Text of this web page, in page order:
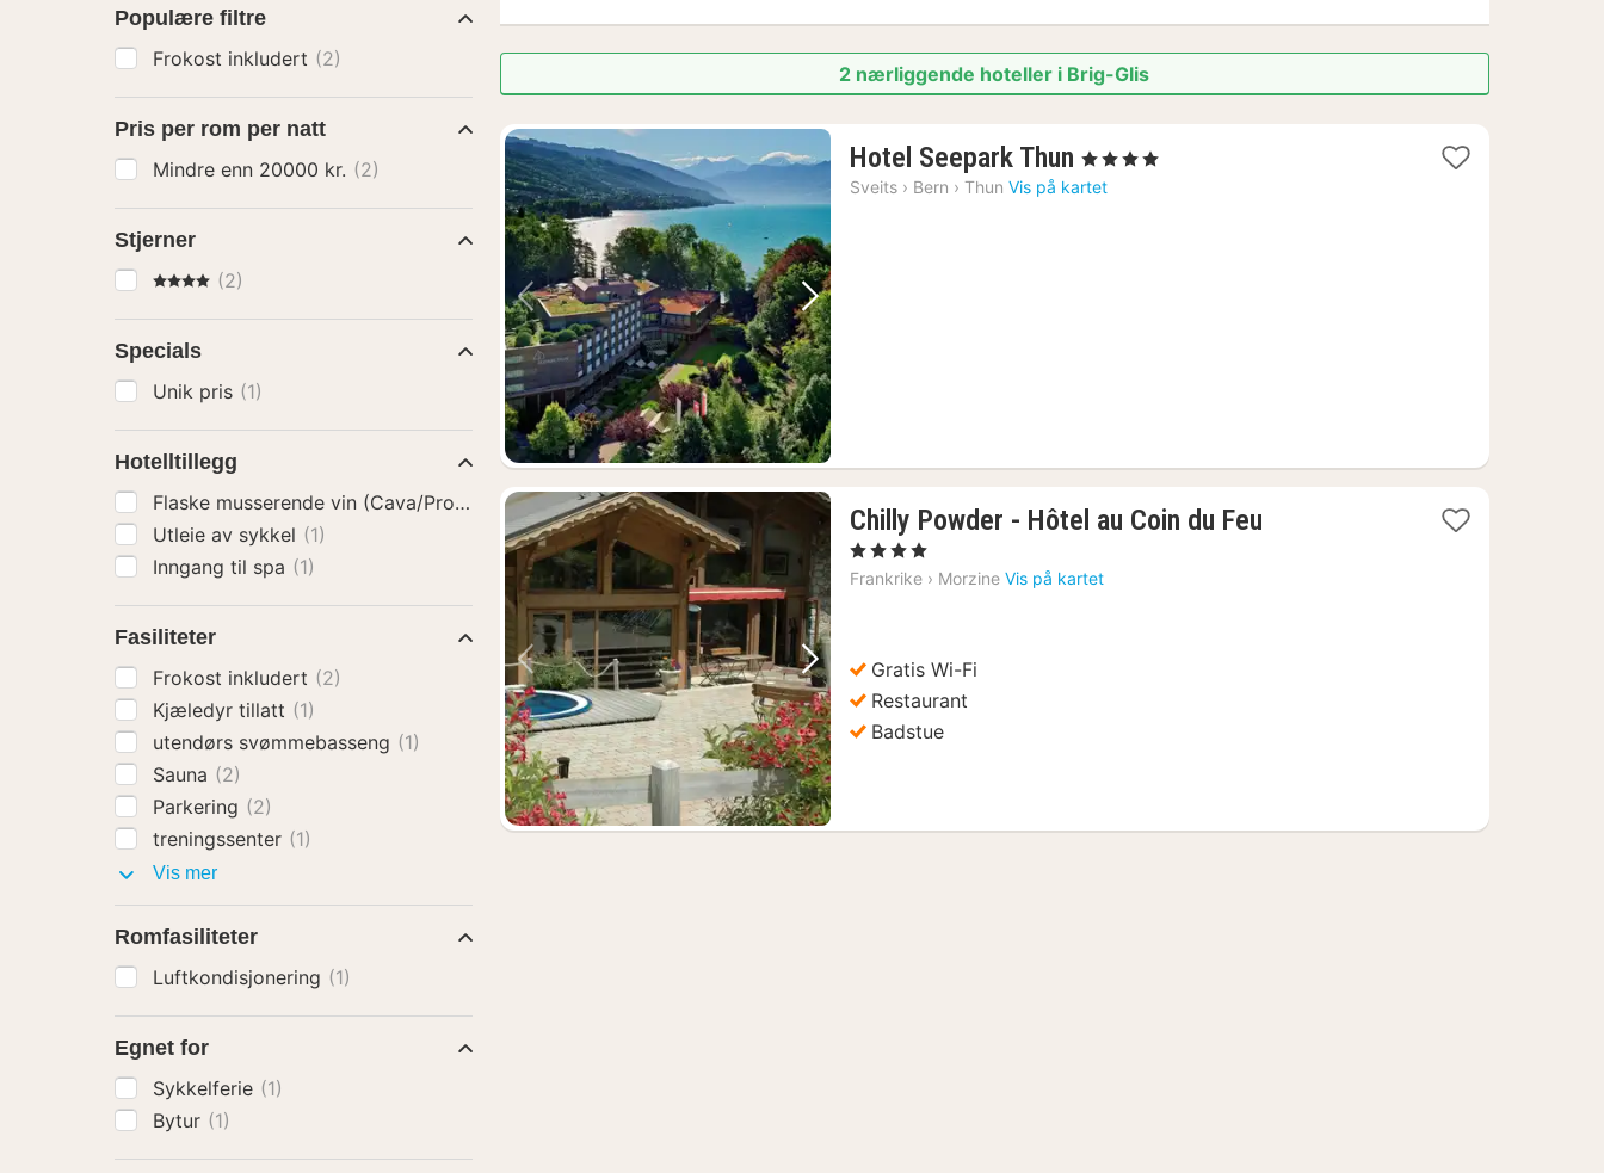
2 nærliggende hoteller i Brig-Glis
Forrige bilde Neste bilde
Hotel Seepark Thun 1
natt
, 4 Stjerner
Sveits › Bern › Thun Vis på kartet
Forrige bilde Neste bilde
Chilly Powder - Hôtel au Coin du Feu
, 4 Stjerner
Frankrike › Morzine Vis på kartet
Gratis Wi-Fi
Restaurant
Badstue
Populære filtre
Frokost inkludert (2)
Pris per rom per natt
Mindre enn 20000 kr. (2)
Stjerner
4 Stjerner
(2)
Specials
Unik pris (1)
Hotelltillegg
Flaske musserende vin (Cava/Prosecco)(1)
Utleie av sykkel (1)
Inngang til spa (1)
Fasiliteter
Frokost inkludert (2)
Kjæledyr tillatt (1)
utendørs svømmebasseng (1)
Sauna (2)
Parkering (2)
treningssenter (1)
Vis merFasiliteter
Romfasiliteter
Luftkondisjonering (1)
Egnet for
Sykkelferie (1)
Bytur (1)